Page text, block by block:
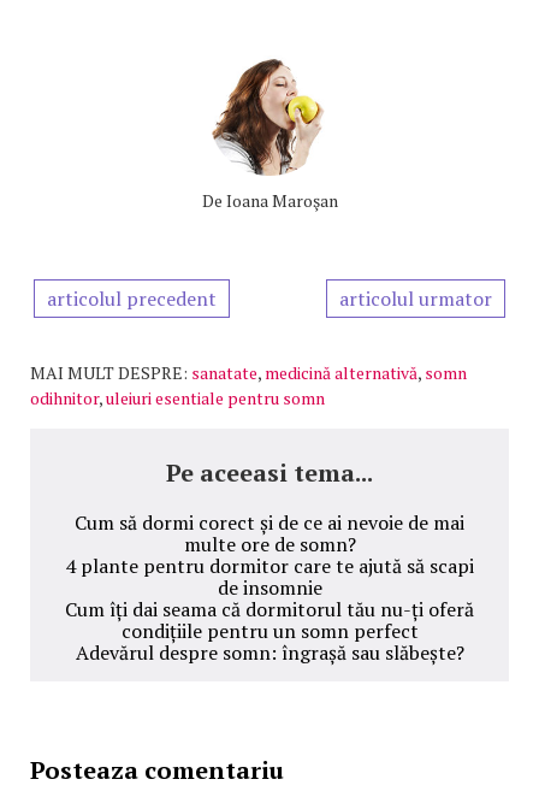
De Ioana Maroşan
articolul precedent articolul urmator
MAI MULT DESPRE: sanatate, medicină alternativă, somn
odihnitor,uleiuri esentiale pentru somn
Pe aceeasi tema...
Cum să dormi corect și de ce ai nevoie de mai
multe ore de somn?
4 plante pentru dormitor care te ajută să scapi
de insomnie
Cum îți dai seama că dormitorul tău nu-ți oferă
condițiile pentru un somn perfect
Adevărul despre somn: îngrașă sau slăbește?
Posteaza comentariu